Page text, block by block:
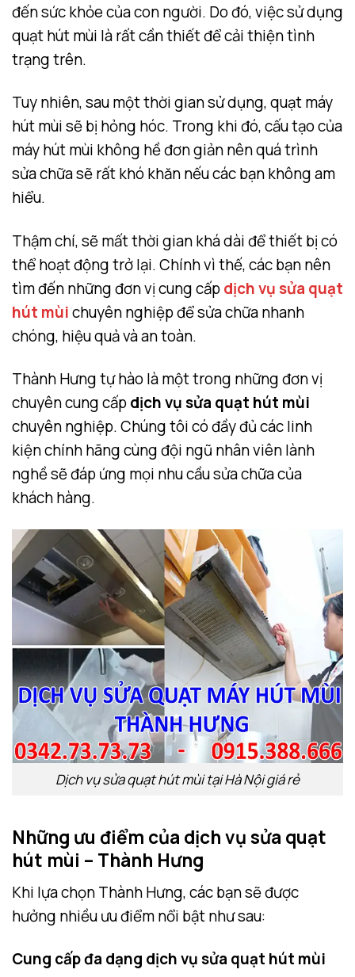
đến sức khỏe của con người. Do đó, việc sử dụng
quạt hút mùi là rất cần thiết để cải thiện tình
trạng trên.
Tuy nhiên, sau một thời gian sử dụng, quạt máy
hút mùi sẽ bị hỏng hóc. Trong khi đó, cấu tạo của
máy hút mùi không hề đơn giản nên quá trình
sửa chữa sẽ rất khó khăn nếu các bạn không am
hiểu.
Thậm chí, sẽ mất thời gian khá dài để thiết bị có
thể hoạt động trở lại. Chính vì thế, các bạn nên
tìm đến những đơn vị cung cấpdịch vụ sửa quạt
hút mùichuyên nghiệp để sửa chữa nhanh
chóng, hiệu quả và an toàn.
Thành Hưng tự hào là một trong những đơn vị
chuyên cung cấpdịch vụ sửa quạt hút mùi
chuyên nghiệp. Chúng tôi có đầy đủ các linh
kiện chính hãng cùng đội ngũ nhân viên lành
nghề sẽ đáp ứng mọi nhu cầu sửa chữa của
khách hàng.
Dịch vụ sửa quạt hút mùi tại Hà Nội giá rẻ
Những ưu điểm của dịch vụ sửa quạt
hút mùi – Thành Hưng
Khi lựa chọn Thành Hưng, các bạn sẽ được
hưởng nhiều ưu điểm nổi bật như sau:
Cung cấp đa dạng dịch vụ sửa quạt hút mùi